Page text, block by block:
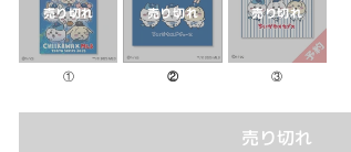
格
① ② ③
売り切れ